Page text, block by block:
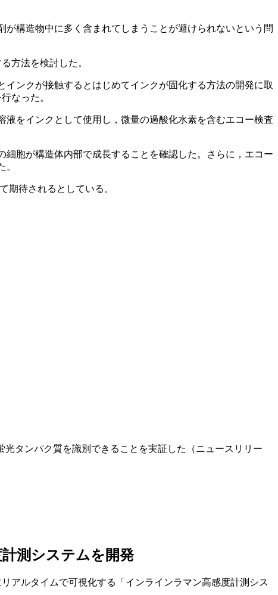
構造物中に多く含まれてしまうことが避けられないという問
方法を検討した。
ンクが接触するとはじめてインクが固化する方法の開発に取
なった。
をインクとして使用し，微量の過酸化水素を含むエコー検査
胞が構造体内部で成長することを確認した。さらに，エコー
期待されるとしている。
タンパク質を識別できることを実証した（ニュースリリー
測システムを開発
アルタイムで可視化する「インラインラマン高感度計測シス